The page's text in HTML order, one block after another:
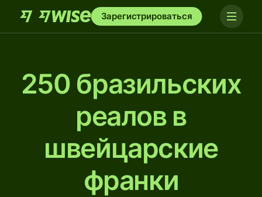
Зарегистрироваться
250 бразильских
реалов в
швейцарские
франки